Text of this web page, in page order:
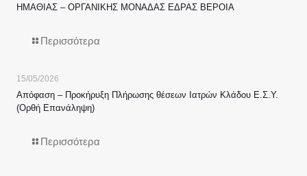
ΗΜΑΘΙΑΣ – ΟΡΓΑΝΙΚΗΣ ΜΟΝΑΔΑΣ ΕΔΡΑΣ ΒΕΡΟΙΑ
Περισσότερα
15/05/2026
Απόφαση – Προκήρυξη Πλήρωσης θέσεων Ιατρών Κλάδου Ε.Σ.Υ.
(Ορθή Επανάληψη)
Περισσότερα